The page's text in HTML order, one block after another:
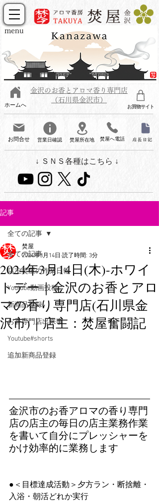
menu
ホームへ
焚屋所在地
営業日確認
お問合せ 焚屋へ電話
お買物サイト
↓ ＳＮＳ各種はこちら ↓
金沢のお香とアロマ香り専門店
（石川県金沢市）
店長日記
記事
全ての記事
店主焚屋の作業日報
Youtube動画投稿
新商品登録
お香専門店出来事
Youtube#shorts
追加新商品登録
全ての記事
2024年3月14日(木)-ホワイ
トデー｜金沢のお香とアロ
マの香り専門店(石川県金
沢市)｜店主：焚屋奮闘記
焚屋
2024年3月14日 読了時間: 3分
金沢市のお香アロマの香り専門
店の店主の毎日の店主業務作業
を書いて自分にプレッシャーを
かけ効率的に業務します
●＜目標達成活動＞夕方ラン・断捨離・
入浴・朝活どれか実行